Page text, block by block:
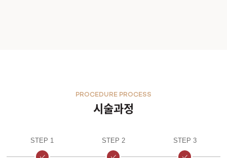
시술과정
PROCEDURE PROCESS
STEP 1 STEP 2 STEP 3